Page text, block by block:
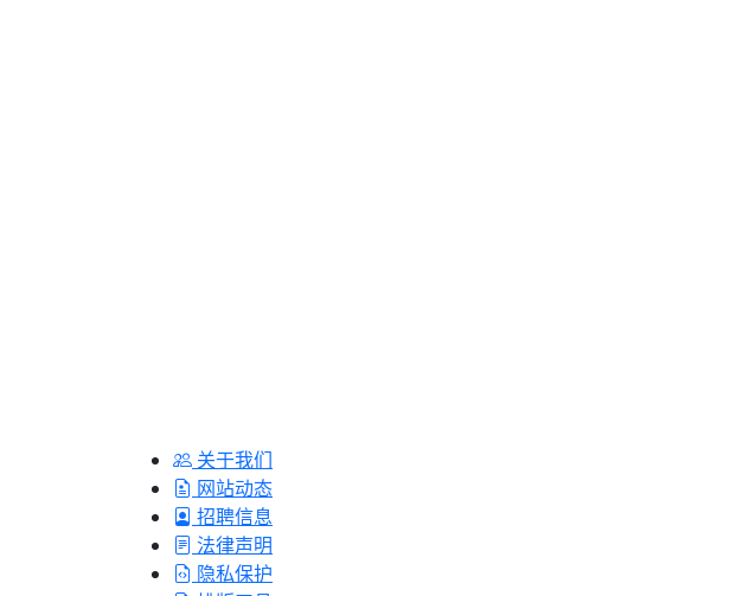
关于我们
网站动态
招聘信息
法律声明
隐私保护